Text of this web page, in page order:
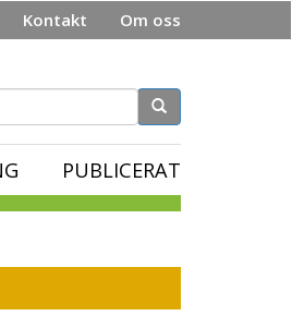
Kontakt Om oss
PUBLICERAT